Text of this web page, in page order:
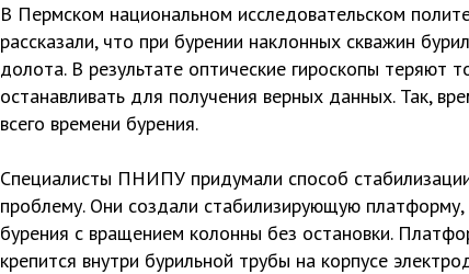
В Пермском национальном исследовательском
рассказали, что при бурении наклонных скважин
долота. В результате оптические гироскопы теряют
останавливать для получения верных данных. Так,
всего времени бурения.
Специалисты ПНИПУ придумали способ
проблему. Они создали стабилизирующую
бурения с вращением колонны без остановки.
крепится внутри бурильной трубы на корпусе